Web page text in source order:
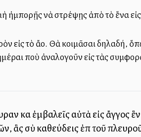
νὰ στρέψῃς ἀπὸ τὸ ἕνα εἰς
εἰς τὸ ἄλλο. Θὰ κοιμᾶσαι δηλαδή,
ποὺ ἀναλογοῦν εἰς τὰς
καὶ ἐμβαλεῖς αὐτὰ εἰς ἄγγος ἓν
ἃς σὺ καθεύδεις ἐπὶ τοῦ